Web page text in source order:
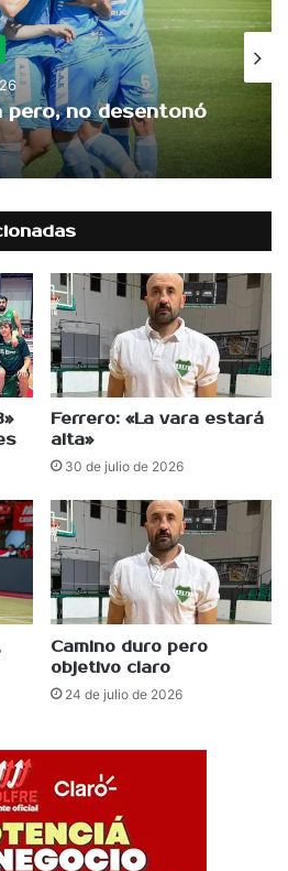
no desentonó
Ferrero: «La vara estará
alta»
30 de julio de 2026
Camino duro pero
objetivo claro
24 de julio de 2026